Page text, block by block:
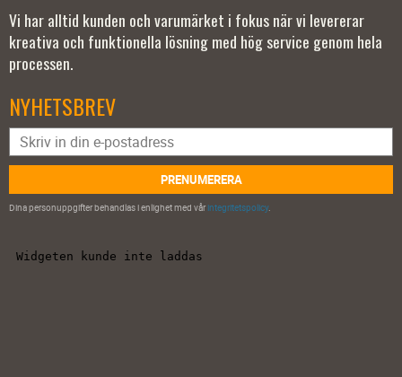
Vi har alltid kunden och varumärket i fokus när vi levererar
kreativa och funktionella lösning med hög service genom hela
processen.
NYHETSBREV
PRENUMERERA
Dina personuppgifter behandlas i enlighet med vårintegritetspolicy.